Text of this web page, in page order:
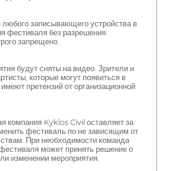
любого записывающего устройства в
фестиваля без разрешения
запрещено.
будут сняты на видео. Зрители и
которые могут появиться в
претензий от организационной
компания Kyklos Civil оставляет за
фестиваль по не зависящим от
При необходимости команда
может принять решение о
изменении мероприятия.